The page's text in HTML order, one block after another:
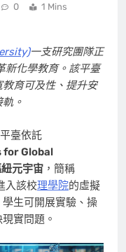
0 1 Mins
一支研究團隊正
新化學教育。該平臺
育可及性、提升安
。
臺依託
for Global
元宇宙 ，簡稱
入該校理學院的虛擬
學生可開展實驗、操
實問題。